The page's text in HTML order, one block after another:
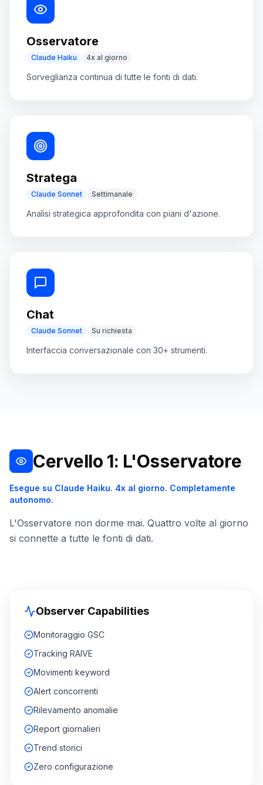
Osservatore
Claude Haiku 4x al giorno
Sorveglianza continua di tutte le fonti di dati.
Stratega
Claude Sonnet Settimanale
Analisi strategica approfondita con piani d'azione.
Chat
Claude Sonnet Su richiesta
Interfaccia conversazionale con 30+ strumenti.
Cervello 1: L'Osservatore
Esegue su Claude Haiku. 4x al giorno. Completamente
autonomo.
L'Osservatore non dorme mai. Quattro volte al giorno
si connette a tutte le fonti di dati.
Observer Capabilities
Monitoraggio GSC
Tracking RAIVE
Movimenti keyword
Alert concorrenti
Rilevamento anomalie
Report giornalieri
Trend storici
Zero configurazione